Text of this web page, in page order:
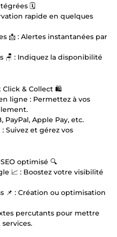
🗓️
rapide en quelques
📩 : Alertes instantanées par
🪑 : Indiquez la disponibilité
Click & Collect 🛍️
ligne : Permettez à vos
PayPal, Apple Pay, etc.
Suivez et gérez vos
optimisé 🔍
📈 : Boostez votre visibilité
📌 : Création ou optimisation
percutants pour mettre